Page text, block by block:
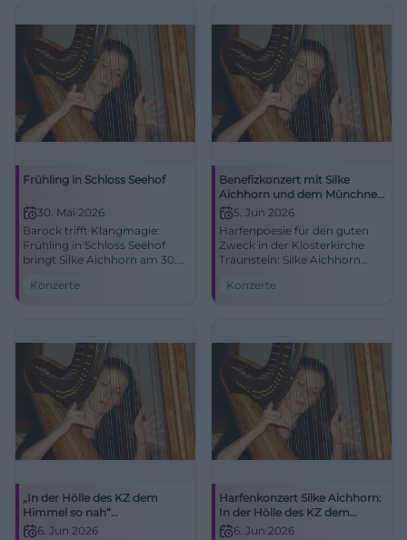
Frühling in Schloss Seehof
30. Mai 2026
Barock trifft Klangmagie:
Frühling in Schloss Seehof
bringt Silke Aichhorn am 30.
Abend voller Atmosphäre,
Konzerte
Benefizkonzert mit Silke
Aichhorn und dem Münchner
Harfenquartett
5. Jun 2026
Harfenpoesie für den guten
Zweck in der Klosterkirche
Traunstein: Silke Aichhorn
große Klangfarben. Freitag,
Konzerte
„In der Hölle des KZ dem
Himmel so nah“
Harfenkonzert
6. Jun 2026
Harfenkonzert Silke Aichhorn:
In der Hölle des KZ dem
Himmel so nah
6. Jun 2026